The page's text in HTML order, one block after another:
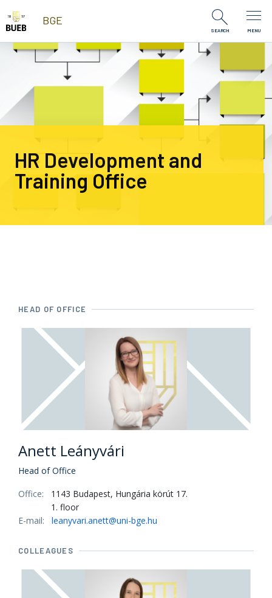
Skip to Content
BGE
SEARCH MENU
HR Development and
Training Office
HEAD OF OFFICE
Anett Leányvári
Head of Office
Office:
1143 Budapest, Hungária körút 17.
1. floor
E-mail:
leanyvari.anett@uni-bge.hu
COLLEAGUES